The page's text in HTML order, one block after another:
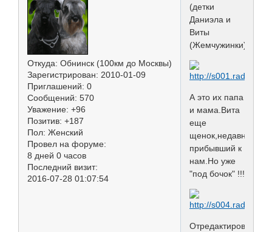
Откуда: Обнинск (100км до Москвы)
Зарегистрирован: 2010-01-09
Приглашений: 0
Сообщений: 570
Уважение: +96
Позитив: +187
Пол: Женский
Провел на форуме:
8 дней 0 часов
Последний визит:
2016-07-28 01:07:54
(детки
Даниэла и
Виты
(Жемчужинки)
А это их папа
и мама.Вита
еще
щенок,недавно
прибывший к
нам.Но уже
"под бочок" !!!
Отредактировано